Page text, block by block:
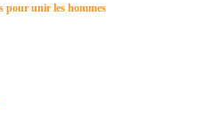
pour unir les hommes